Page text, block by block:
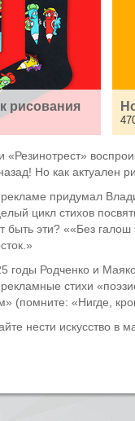
рисования
«Резинотрест»
Но как актуален
рекламе придумал
цикл стихов
быть эти? ««Без
годы Родченко и
стихи
(помните: «Нигде,
нести искусство в